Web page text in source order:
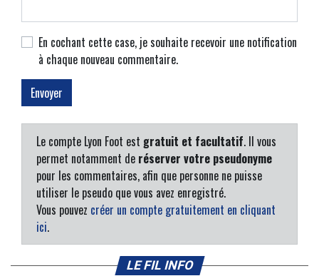
En cochant cette case, je souhaite recevoir une notification
à chaque nouveau commentaire.
Le compte Lyon Foot est gratuit et facultatif. Il vous
permet notamment de réserver votre pseudonyme
pour les commentaires, afin que personne ne puisse
utiliser le pseudo que vous avez enregistré.
Vous pouvez créer un compte gratuitement en cliquant
ici.
LE FIL INFO